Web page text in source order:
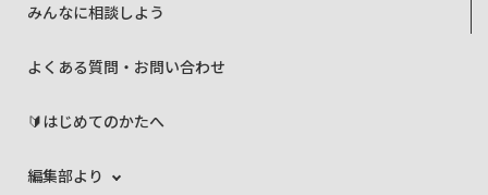
みんなに相談しよう
よくある質問・お問い合わせ
🔰はじめてのかたへ
編集部より